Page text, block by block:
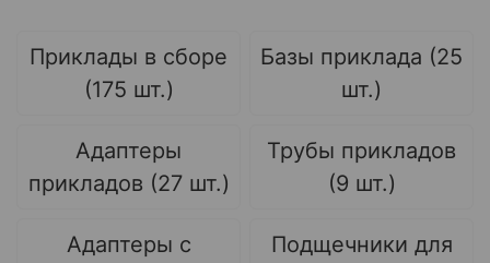
Приклады в сборе
(175 шт.)
Базы приклада (25
шт.)
Адаптеры
прикладов (27 шт.)
Трубы прикладов
(9 шт.)
Адаптеры с
Подщечники для